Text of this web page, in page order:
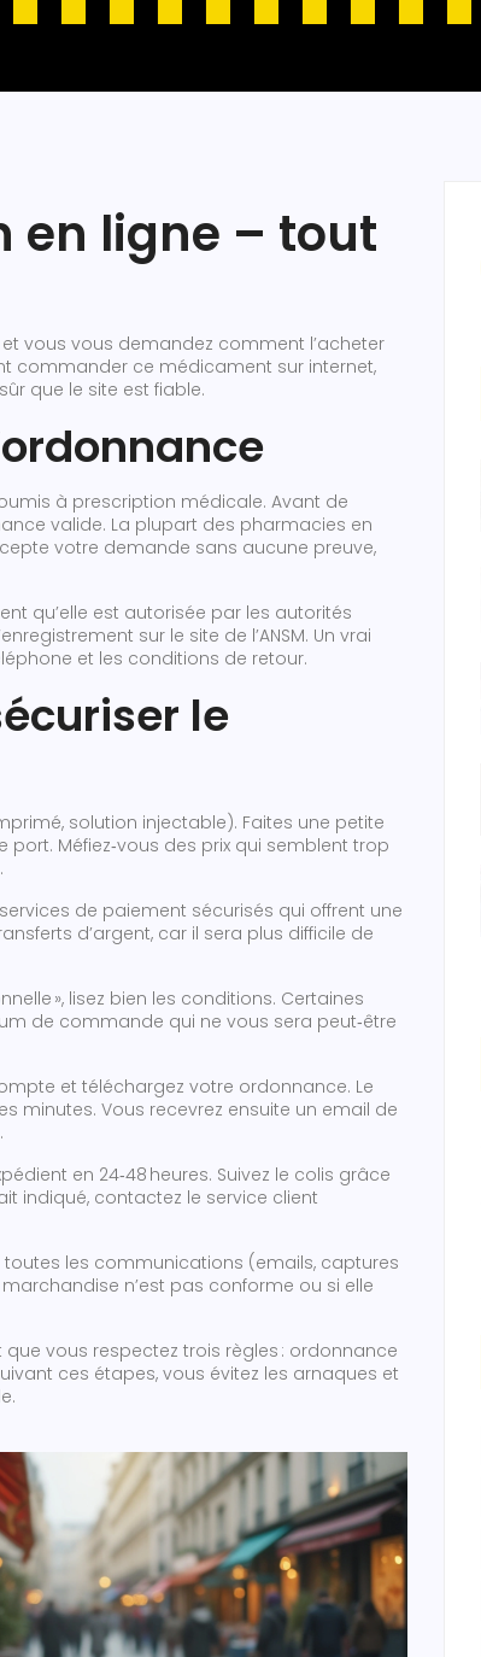
en ligne – tout
vous vous demandez comment l’acheter
commander ce médicament sur internet,
que le site est fiable.
à prescription médicale. Avant de
valide. La plupart des pharmacies en
votre demande sans aucune preuve,
qu’elle est autorisée par les autorités
sur le site de l’ANSM. Un vrai
et les conditions de retour.
le
solution injectable). Faites une petite
Méfiez‑vous des prix qui semblent trop
de paiement sécurisés qui offrent une
d’argent, car il sera plus difficile de
», lisez bien les conditions. Certaines
de commande qui ne vous sera peut‑être
et téléchargez votre ordonnance. Le
minutes. Vous recevrez ensuite un email de
en 24‑48 heures. Suivez le colis grâce
indiqué, contactez le service client
les communications (emails, captures
n’est pas conforme ou si elle
vous respectez trois règles : ordonnance
ces étapes, vous évitez les arnaques et